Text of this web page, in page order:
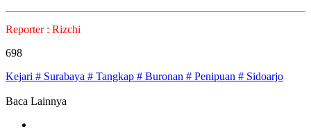
Reporter : Rizchi
698
Kejari # Surabaya # Tangkap # Buronan # Penipuan # Sidoarjo
Baca Lainnya